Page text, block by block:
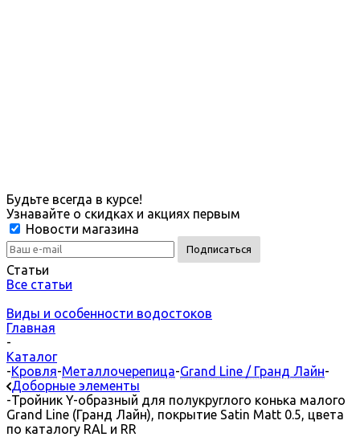
Будьте всегда в курсе!
Узнавайте о скидках и акциях первым
Новости магазина
Статьи
Все статьи
Виды и особенности водостоков
Главная
-
Каталог
-Кровля-Металлочерепица-Grand Line / Гранд Лайн-
Доборные элементы
-Тройник Y-образный для полукруглого конька малого
Grand Line (Гранд Лайн), покрытие Satin Matt 0.5, цвета
по каталогу RAL и RR